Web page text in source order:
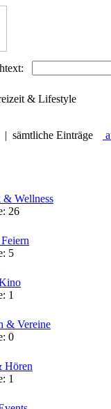
& Lifestyle
| sämtliche Einträge
& Wellness
26
5
1
& Vereine
0
Hören
1